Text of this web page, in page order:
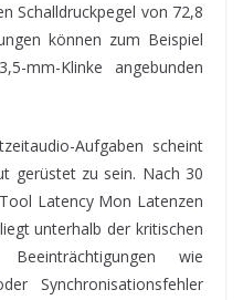
Schalldruckpegel von 72,8
können zum Beispiel
mm-Klinke angebunden
Aufgaben scheint
gerüstet zu sein. Nach 30
Latency Mon Latenzen
unterhalb der kritischen
wie
Synchronisationsfehler